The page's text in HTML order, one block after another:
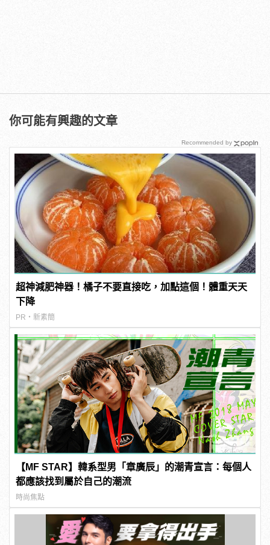
你可能有興趣的文章
超神減肥神器！橘子不要直接吃，加點這個！體重天天
下降
PR・新素簡
【MF STAR】韓系型男「章廣辰」的潮青宣言：每個人
都應該找到屬於自己的潮流
時尚焦點
Recommended by